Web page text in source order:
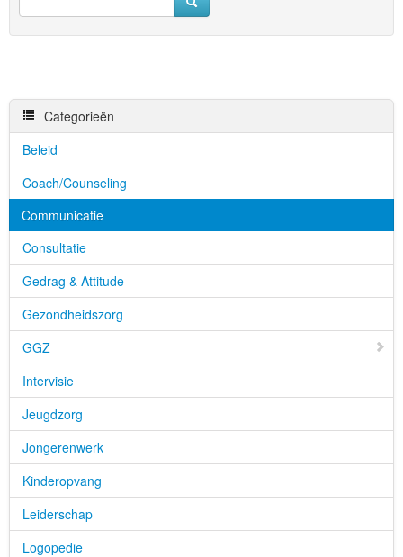
Categorieën
Beleid
Coach/Counseling
Communicatie
Consultatie
Gedrag & Attitude
Gezondheidszorg
GGZ
Intervisie
Jeugdzorg
Jongerenwerk
Kinderopvang
Leiderschap
Logopedie